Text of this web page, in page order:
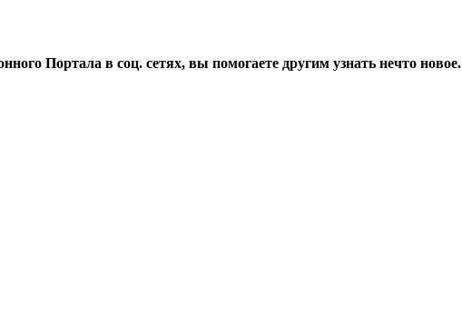
Портала в соц. сетях, вы помогаете другим узнать нечто новое.